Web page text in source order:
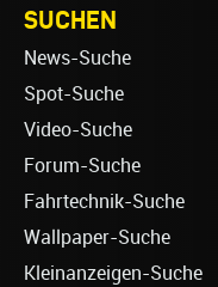
SUCHEN
News-Suche
Spot-Suche
Video-Suche
Forum-Suche
Fahrtechnik-Suche
Wallpaper-Suche
Kleinanzeigen-Suche